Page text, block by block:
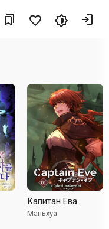
Капитан Ева
Маньхуа